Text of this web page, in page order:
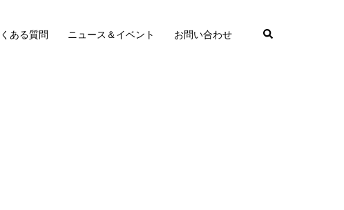
ある質問 ニュース＆イベント お問い合わせ